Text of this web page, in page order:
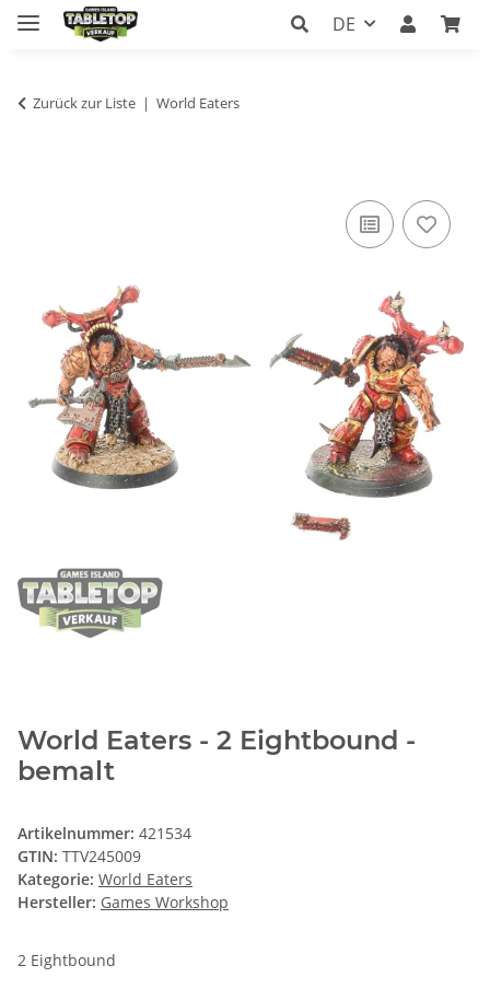
DE
Zurück zur Liste World Eaters
World Eaters - 2 Eightbound -
bemalt
Artikelnummer: 421534
GTIN: TTV245009
Kategorie: World Eaters
Hersteller: Games Workshop
2 Eightbound